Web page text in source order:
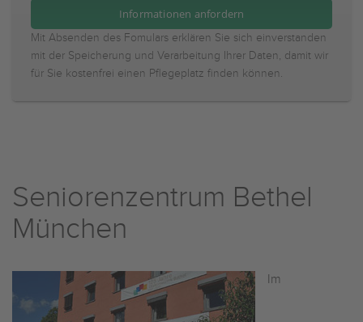
Mit Absenden des Fomulars erklären Sie sich einverstanden
mit der Speicherung und Verarbeitung Ihrer Daten, damit wir
für Sie kostenfrei einen Pflegeplatz finden können.
Seniorenzentrum Bethel
München
Im